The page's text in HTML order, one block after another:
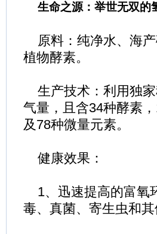
生命之源：举世无双的
原料：纯净水、海产
植物酵素。
生产技术：利用独家
气量，且含34种酵素
及78种微量元素。
健康效果：
1、迅速提高的富氧
毒、真菌、寄生虫和其